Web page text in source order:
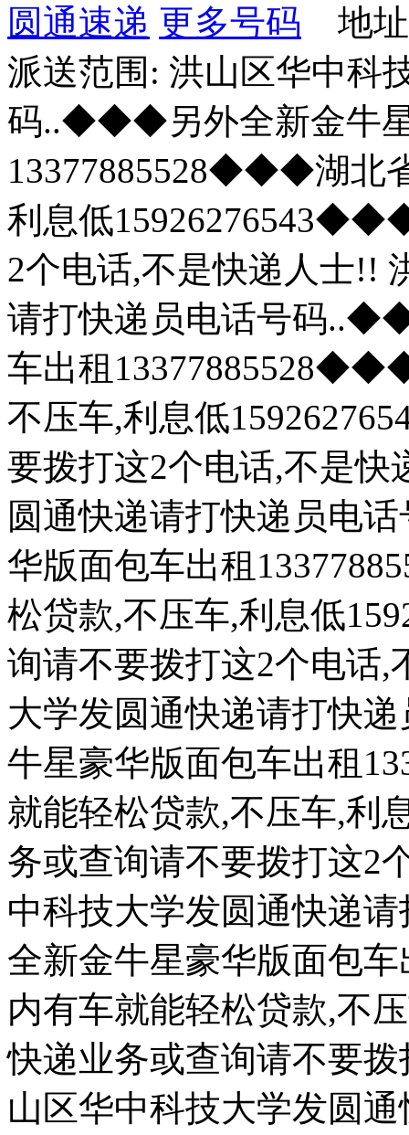
圆通速递 更多号码 地址
派送范围: 洪山区华中科
码..◆◆◆另外全新金牛
13377885528◆◆◆湖北
利息低
2个电话,不是快递人士!!
请打快递员电话号码
车出租
不压车,利息低
要拨打这2个电话,不是
圆通快递请打快递员电
华版面包车出租
松贷款,不压车,利息低
询请不要拨打这2个电话
大学发圆通快递请打快
牛星豪华版面包车出租
就能轻松贷款,不压车,
务或查询请不要拨打这2
中科技大学发圆通快递
全新金牛星豪华版面包
内有车就能轻松贷款,不
快递业务或查询请不要
山区华中科技大学发圆